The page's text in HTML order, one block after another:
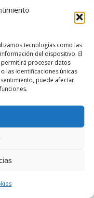
tecnologías como las
del dispositivo. El
procesar datos
las identificaciones únicas
puede afectar
Instagram
page
opens
in
Twitter
page
opens
in